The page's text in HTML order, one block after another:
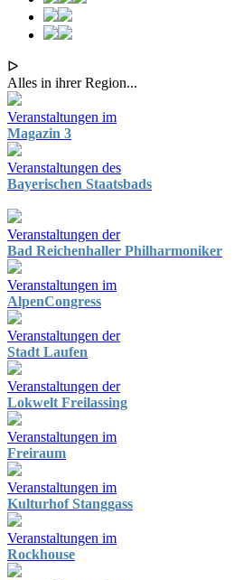
ᐅ
Alles in ihrer Region...
Veranstaltungen im
Magazin 3
Veranstaltungen des
Bayerischen Staatsbads
Veranstaltungen der
Bad Reichenhaller Philharmoniker
Veranstaltungen im
AlpenCongress
Veranstaltungen der
Stadt Laufen
Veranstaltungen der
Lokwelt Freilassing
Veranstaltungen im
Freiraum
Veranstaltungen im
Kulturhof Stanggass
Veranstaltungen im
Rockhouse